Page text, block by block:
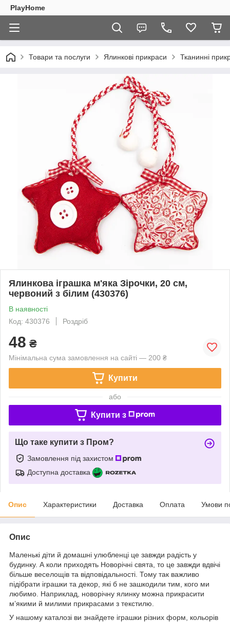
PlayHome
Товари та послуги Ялинкові прикраси Тканинні
Ялинкова іграшка м'яка Зірочки, 20 см,
червоний з білим (430376)
В наявності
Код: 430376
Роздріб
48 ₴
Мінімальна сума замовлення на сайті — 200 ₴
Купити
або
Купити з
Що таке купити з Пром?
Замовлення під захистом
Доступна доставка
Опис Характеристики Доставка Оплата Умови
Опис
Маленькі діти й домашні улюбленці це завжди радість у
будинку. А коли приходять Новорічні свята, то це завжди вдвічі
більше веселощів та відповідальності. Тому так важливо
підібрати іграшки та декор, які б не зашкодили тим, кого ми
любимо. Наприклад, новорічну ялинку можна прикрасити
м’якими й милими прикрасами з текстилю.
У нашому каталозі ви знайдете іграшки різних форм, кольорів